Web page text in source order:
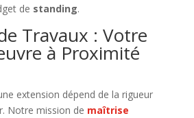
de standing.
Travaux : Votre
à Proximité
extension dépend de la rigueur
Notre mission de maîtrise